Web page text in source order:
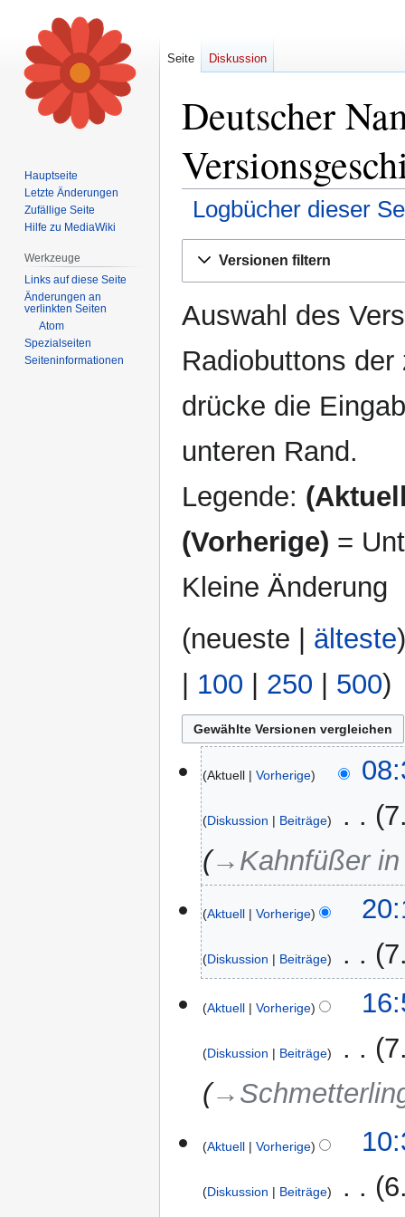
Deutscher
Logbücher dieser
Navigation
Suche
Versionen filtern
Auswahl des
Radiobuttons
drücke die
unteren Rand.
Legende:
(Vorherige) =
Kleine Änderung
(neueste | älteste
| 100 | 250 | 500)
September
2025
Aktuell Vorherige
Diskussion Beiträge
→‎Kahnfüßer in
Dezember
2024
Aktuell Vorherige
Diskussion Beiträge
e
n
B
e
r
e
Aktuell Vorherige
Diskussion Beiträge
Februar
Aktuell Vorherige
Diskussion Beiträge
Seite Diskussion
Hauptseite
Letzte Änderungen
Zufällige Seite
Hilfe zu MediaWiki
Werkzeuge
Links auf diese Seite
Änderungen an
verlinkten Seiten
Atom
Spezialseiten
Seiten­informationen